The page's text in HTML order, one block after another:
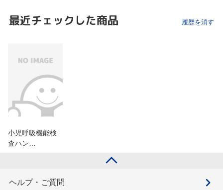
最近チェックした商品 履歴を消す
小児呼吸機能検
査ハン…
ヘルプ・ご質問